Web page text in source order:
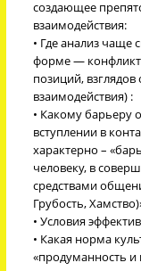
создающее
взаимодействия:
• Где анализ чаще
форме —
позиций,
взаимодействия) :
• Какому
вступлении в
характерно –
человеку, в
средствами
Грубость,
• Условия
• Какая норма
«продуманность